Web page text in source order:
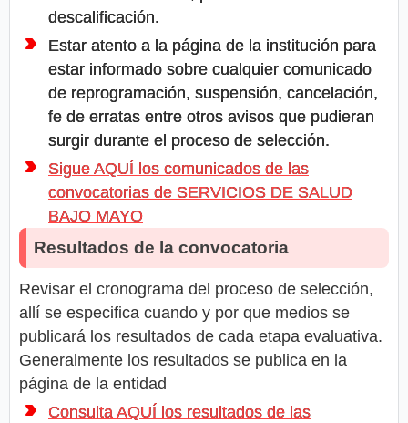
descalificación.
Estar atento a la página de la institución para
estar informado sobre cualquier comunicado
de reprogramación, suspensión, cancelación,
fe de erratas entre otros avisos que pudieran
surgir durante el proceso de selección.
Sigue AQUÍ los comunicados de las
convocatorias de SERVICIOS DE SALUD
BAJO MAYO
Resultados de la convocatoria
Revisar el cronograma del proceso de selección,
allí se especifica cuando y por que medios se
publicará los resultados de cada etapa evaluativa.
Generalmente los resultados se publica en la
página de la entidad
Consulta AQUÍ los resultados de las